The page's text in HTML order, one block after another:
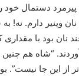
دستمال خود
وپنیر دارم. نه! به
نان بود با مقداری
“شاه هم چنین
از این جا